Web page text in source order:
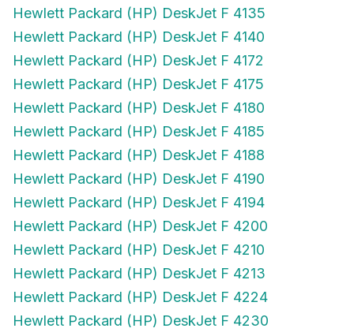
Hewlett Packard (HP) DeskJet F 4135
Hewlett Packard (HP) DeskJet F 4140
Hewlett Packard (HP) DeskJet F 4172
Hewlett Packard (HP) DeskJet F 4175
Hewlett Packard (HP) DeskJet F 4180
Hewlett Packard (HP) DeskJet F 4185
Hewlett Packard (HP) DeskJet F 4188
Hewlett Packard (HP) DeskJet F 4190
Hewlett Packard (HP) DeskJet F 4194
Hewlett Packard (HP) DeskJet F 4200
Hewlett Packard (HP) DeskJet F 4210
Hewlett Packard (HP) DeskJet F 4213
Hewlett Packard (HP) DeskJet F 4224
Hewlett Packard (HP) DeskJet F 4230